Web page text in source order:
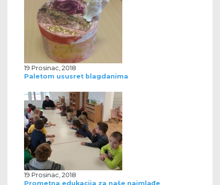
19 Prosinac, 2018
Paletom ususret blagdanima
19 Prosinac, 2018
Prometna edukacija za naše najmlađe